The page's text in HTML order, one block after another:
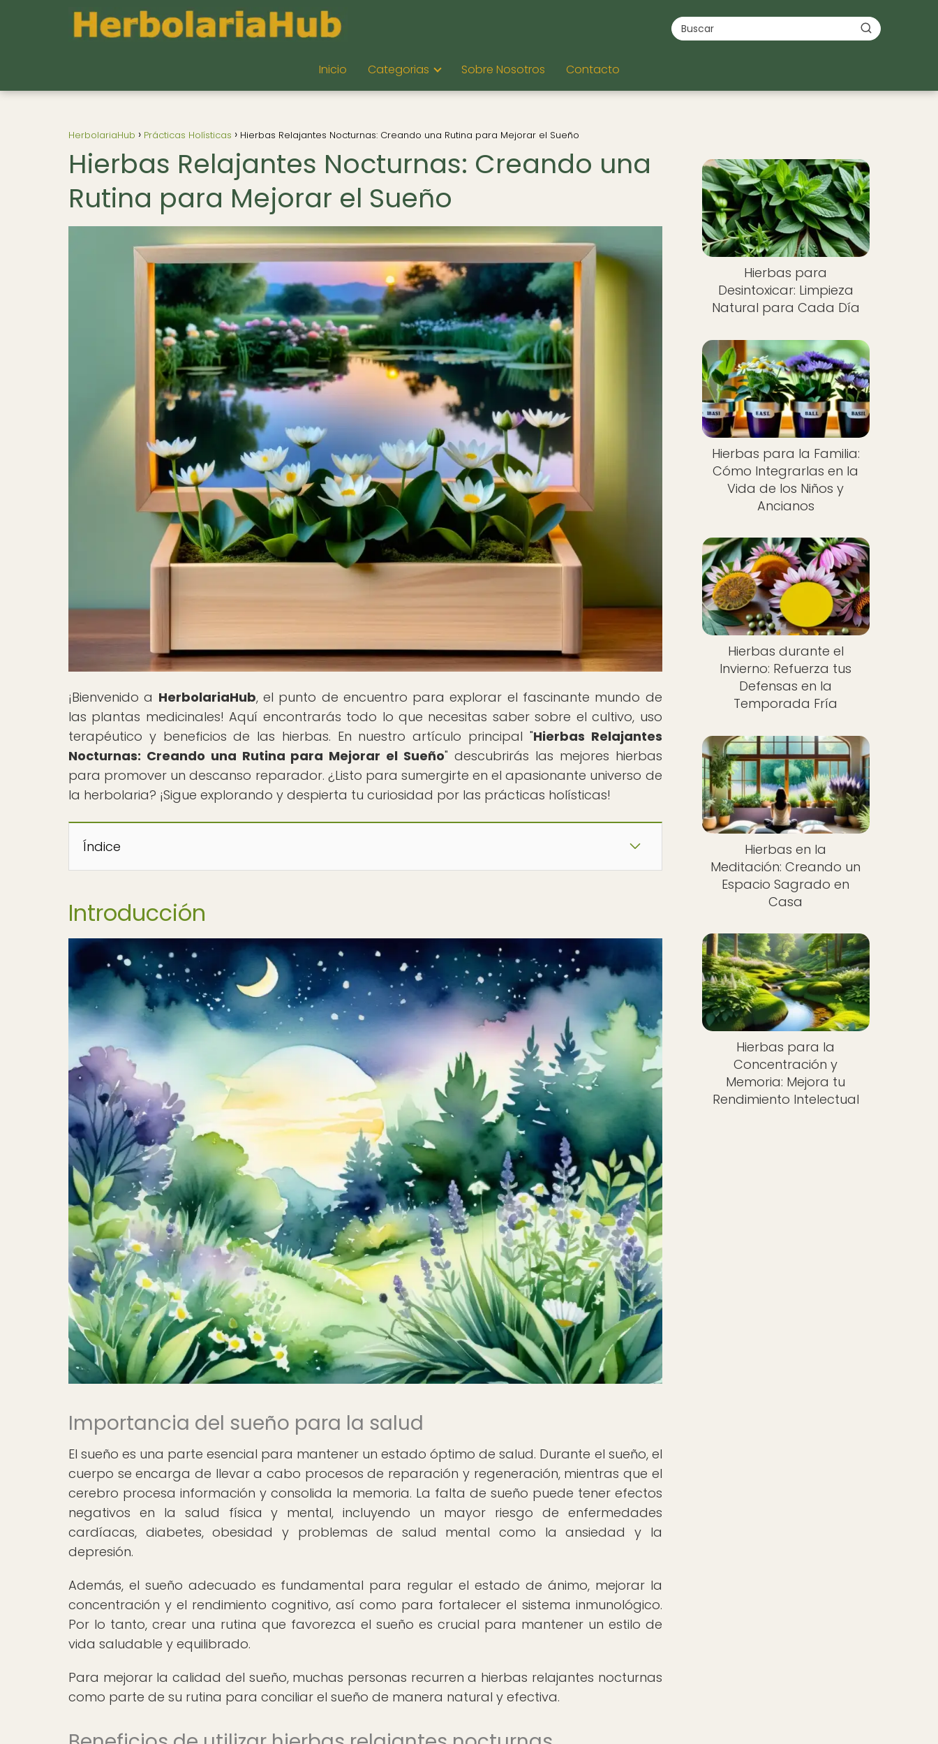
Inicio Categorias Sobre Nosotros Contacto
HerbolariaHub Prácticas Holísticas Hierbas Relajantes Nocturnas: Creando una Rutina para Mejorar el Sueño
Hierbas Relajantes Nocturnas: Creando una
Rutina para Mejorar el Sueño
¡Bienvenido a HerbolariaHub, el punto de encuentro para explorar el fascinante mundo de
las plantas medicinales! Aquí encontrarás todo lo que necesitas saber sobre el cultivo, uso
terapéutico y beneficios de las hierbas. En nuestro artículo principal "Hierbas Relajantes
Nocturnas: Creando una Rutina para Mejorar el Sueño" descubrirás las mejores hierbas
para promover un descanso reparador. ¿Listo para sumergirte en el apasionante universo de
la herbolaria? ¡Sigue explorando y despierta tu curiosidad por las prácticas holísticas!
Índice
Introducción
Importancia del sueño para la salud
El sueño es una parte esencial para mantener un estado óptimo de salud. Durante el sueño, el
cuerpo se encarga de llevar a cabo procesos de reparación y regeneración, mientras que el
cerebro procesa información y consolida la memoria. La falta de sueño puede tener efectos
negativos en la salud física y mental, incluyendo un mayor riesgo de enfermedades
cardíacas, diabetes, obesidad y problemas de salud mental como la ansiedad y la
depresión.
Además, el sueño adecuado es fundamental para regular el estado de ánimo, mejorar la
concentración y el rendimiento cognitivo, así como para fortalecer el sistema inmunológico.
Por lo tanto, crear una rutina que favorezca el sueño es crucial para mantener un estilo de
vida saludable y equilibrado.
Para mejorar la calidad del sueño, muchas personas recurren a hierbas relajantes nocturnas
como parte de su rutina para conciliar el sueño de manera natural y efectiva.
Hierbas para
Desintoxicar: Limpieza
Natural para Cada Día
Hierbas para la Familia:
Cómo Integrarlas en la
Vida de los Niños y
Ancianos
Hierbas durante el
Invierno: Refuerza tus
Defensas en la
Temporada Fría
Hierbas en la
Meditación: Creando un
Espacio Sagrado en
Casa
Hierbas para la
Concentración y
Memoria: Mejora tu
Rendimiento Intelectual